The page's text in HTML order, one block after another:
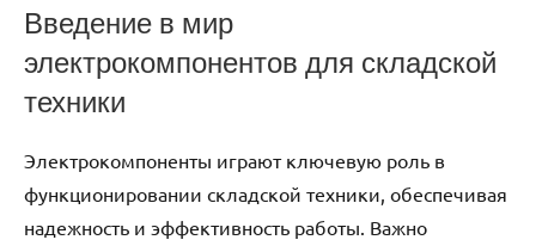
Введение в мир
электрокомпонентов для складской
техники
Электрокомпоненты играют ключевую роль в
функционировании складской техники, обеспечивая
надежность и эффективность работы. Важно